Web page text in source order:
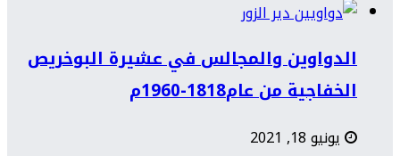
الدواوين والمجالس في عشيرة البوخريص
الخفاجية من عام1818-1960م
يونيو 18, 2021